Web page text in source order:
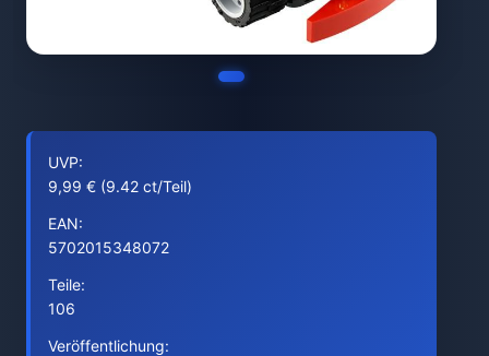
UVP:
9,99 € (9.42 ct/Teil)
EAN:
5702015348072
Teile:
106
Veröffentlichung: